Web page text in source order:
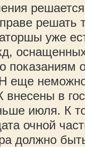
решать
уже
показаниям
еще
в
июля. К
очной
должно